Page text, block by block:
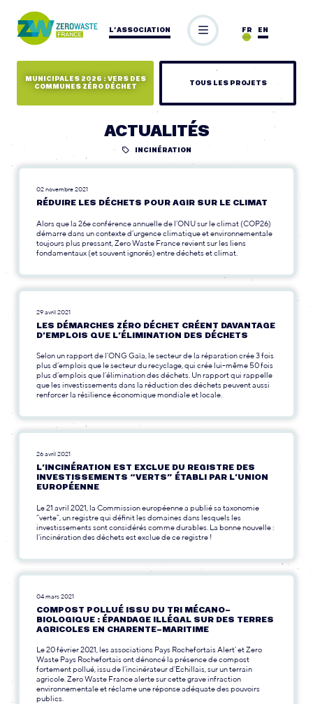
L’ASSOCIATION EN
FR
MUNICIPALES 2026 : VERS DES
COMMUNES ZÉRO DÉCHET
TOUS LES PROJETS
ACTUALITÉS
INCINÉRATION
02 novembre 2021
RÉDUIRE LES DÉCHETS POUR AGIR SUR LE CLIMAT
Alors que la 26e conférence annuelle de l’ONU sur le climat (COP26)
démarre dans un contexte d’urgence climatique et environnementale
toujours plus pressant, Zero Waste France revient sur les liens
fondamentaux (et souvent ignorés) entre déchets et climat.
29 avril 2021
LES DÉMARCHES ZÉRO DÉCHET CRÉENT DAVANTAGE
D’EMPLOIS QUE L’ÉLIMINATION DES DÉCHETS
Selon un rapport de l’ONG Gaïa, le secteur de la réparation crée 3 fois
plus d’emplois que le secteur du recyclage, qui crée lui-même 50 fois
plus d’emplois que l’élimination des déchets. Un rapport qui rappelle
que les investissements dans la réduction des déchets peuvent aussi
renforcer la résilience économique mondiale et locale.
26 avril 2021
L’INCINÉRATION EST EXCLUE DU REGISTRE DES
INVESTISSEMENTS “VERTS” ÉTABLI PAR L’UNION
EUROPÉENNE
Le 21 avril 2021, la Commission européenne a publié sa taxonomie
“verte”, un registre qui définit les domaines dans lesquels les
investissements sont considérés comme durables. La bonne nouvelle :
l’incinération des déchets est exclue de ce registre !
04 mars 2021
COMPOST POLLUÉ ISSU DU TRI MÉCANO-
BIOLOGIQUE : ÉPANDAGE ILLÉGAL SUR DES TERRES
AGRICOLES EN CHARENTE-MARITIME
Le 20 février 2021, les associations Pays Rochefortais Alert’ et Zero
Waste Pays Rochefortais ont dénoncé la présence de compost
fortement pollué, issu de l’incinérateur d’Echillais, sur un terrain
agricole. Zero Waste France alerte sur cette grave infraction
environnementale et réclame une réponse adéquate des pouvoirs
publics.